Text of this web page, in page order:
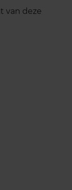
van deze